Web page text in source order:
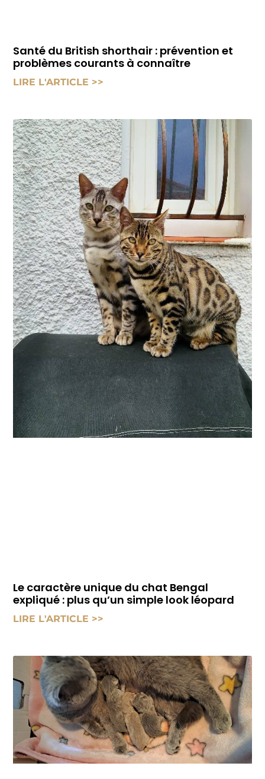
Santé du British shorthair : prévention et
problèmes courants à connaître
LIRE L'ARTICLE >>
Le caractère unique du chat Bengal
expliqué : plus qu’un simple look léopard
LIRE L'ARTICLE >>